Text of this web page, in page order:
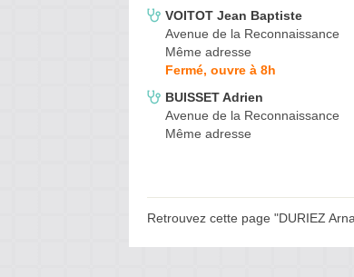
VOITOT Jean Baptiste
Avenue de la Reconnaissance
Même adresse
Fermé, ouvre à 8h
BUISSET Adrien
Avenue de la Reconnaissance
Même adresse
Retrouvez cette page "DURIEZ